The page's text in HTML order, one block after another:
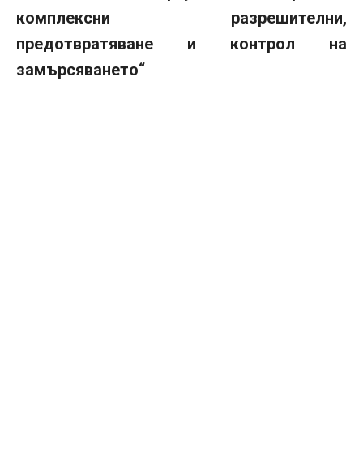
комплексни разрешителни,
предотвратяване и контрол на
замърсяването“